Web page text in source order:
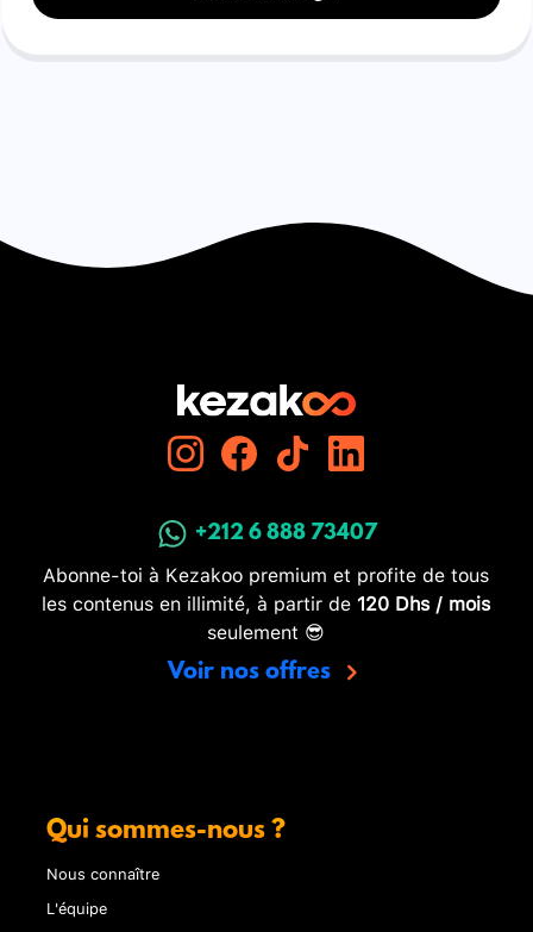
+212 6 888 73407
Abonne-toi à Kezakoo premium et profite de tous
les contenus en illimité, à partir de 120 Dhs / mois
seulement 😎
Voir nos offres
Qui sommes-nous ?
Nous connaître
L'équipe